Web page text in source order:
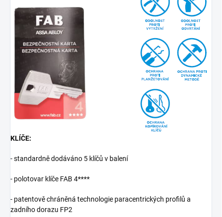
KLÍČE:
- standardně dodáváno 5 klíčů v balení
- polotovar klíče FAB 4****
- patentově chráněná technologie paracentrických profilů a
zadního dorazu FP2